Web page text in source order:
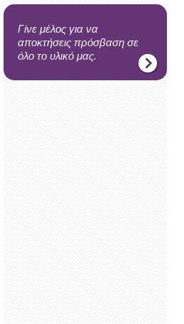
Γίνε μέλος για να
αποκτήσεις πρόσβαση σε
όλο το υλικό μας.